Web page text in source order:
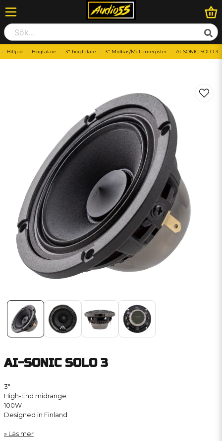
Billjud Högtalare 3" högtalare 3" Midbas/Mellanregister AI-SONIC SOLO 3
AI-SONIC SOLO 3
3″
High-End midrange
100W
Designed in Finland
Läs mer